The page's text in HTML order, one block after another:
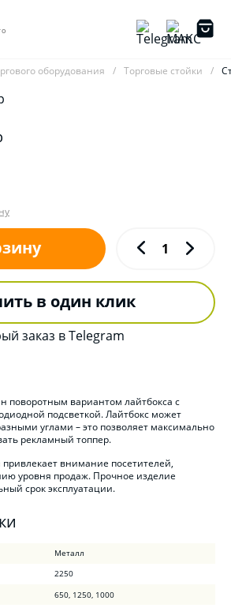
оборудования Торговые стойки
в один клик
заказ в Telegram
поворотным вариантом лайтбокса с
подсветкой. Лайтбокс может
углами – это позволяет максимально
рекламный топпер.
внимание посетителей,
уровня продаж. Прочное изделие
срок эксплуатации.
Металл
2250
650, 1250, 1000